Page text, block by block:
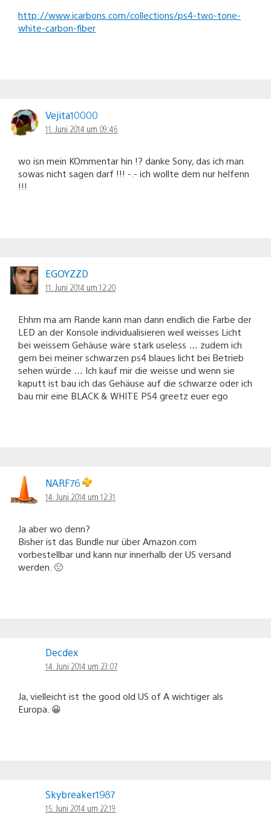
http://www.icarbons.com/collections/ps4-two-tone-
white-carbon-fiber
Vejita10000
11. Juni 2014 um 09:46
wo isn mein KOmmentar hin !? danke Sony, das ich man
sowas nicht sagen darf !!! -.- ich wollte dem nur helfenn
!!!
EGOYZZD
11. Juni 2014 um 12:20
Ehhm ma am Rande kann man dann endlich die Farbe der
LED an der Konsole individualisieren weil weisses Licht
bei weissem Gehäuse wäre stark useless … zudem ich
gern bei meiner schwarzen ps4 blaues licht bei Betrieb
sehen würde … Ich kauf mir die weisse und wenn sie
kaputt ist bau ich das Gehäuse auf die schwarze oder ich
bau mir eine BLACK & WHITE PS4 greetz euer ego
NARF76
14. Juni 2014 um 12:31
Ja aber wo denn?
Bisher ist das Bundle nur über Amazon.com
vorbestellbar und kann nur innerhalb der US versand
werden. 🙁
Decdex
14. Juni 2014 um 23:07
Ja, vielleicht ist the good old US of A wichtiger als
Europa. 😀
Skybreaker1987
15. Juni 2014 um 22:19